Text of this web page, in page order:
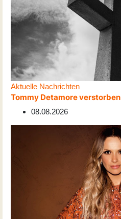
Aktuelle Nachrichten
Tommy Detamore verstorben
08.08.2026